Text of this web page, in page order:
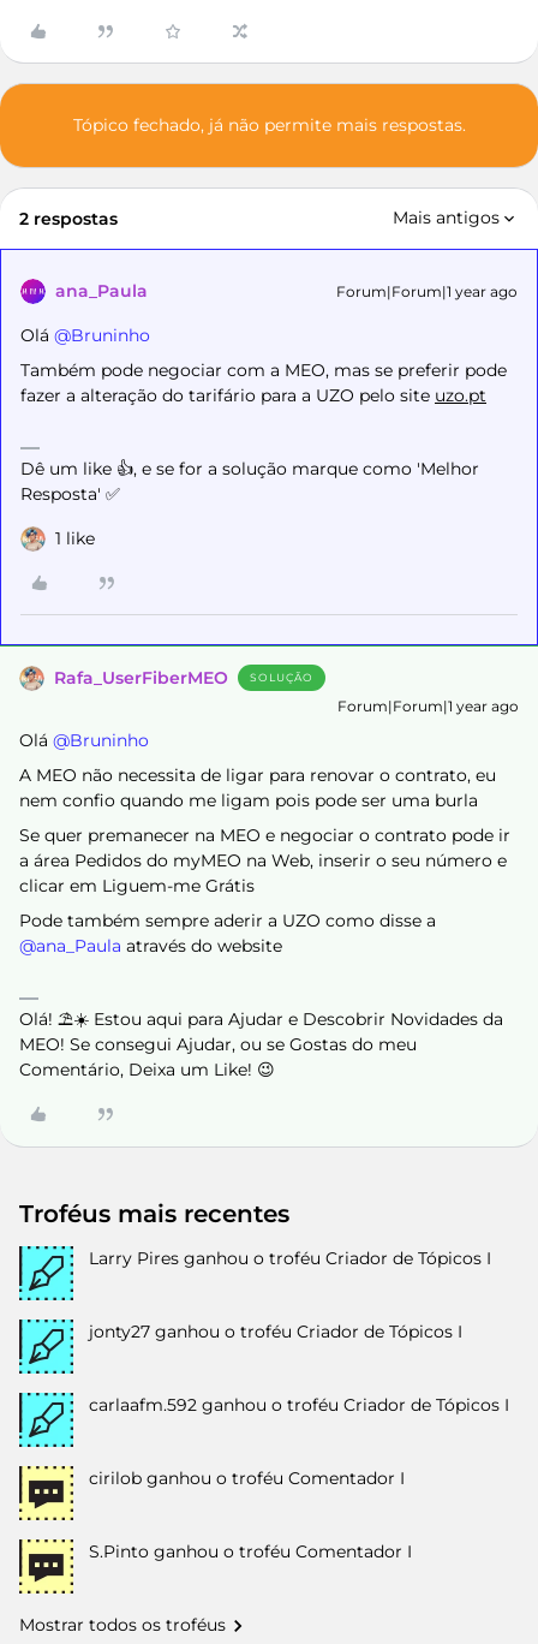
Tópico fechado, já não permite mais respostas.
2 respostas Mais antigos
ana_Paula Forum|Forum|1 year ago
Olá ​ @Bruninho
Também pode negociar com a MEO, mas se preferir pode
fazer a alteração do tarifário para a UZO pelo site uzo.pt
Dê um like 👍, e se for a solução marque como 'Melhor
Resposta' ✅
1 like
Rafa_UserFiberMEO SOLUÇÃO
Forum|Forum|1 year ago
Olá ​ @Bruninho
A MEO não necessita de ligar para renovar o contrato, eu
nem confio quando me ligam pois pode ser uma burla
Se quer premanecer na MEO e negociar o contrato pode ir
a área Pedidos do myMEO na Web, inserir o seu número e
clicar em Liguem-me Grátis
Pode também sempre aderir a UZO como disse a ​
@ana_Paula através do website
Olá! ⛱️☀️ Estou aqui para Ajudar e Descobrir Novidades da
MEO! Se consegui Ajudar, ou se Gostas do meu
Comentário, Deixa um Like! 😉
Troféus mais recentes
Larry Pires ganhou o troféu Criador de Tópicos I
jonty27 ganhou o troféu Criador de Tópicos I
carlaafm.592 ganhou o troféu Criador de Tópicos I
cirilob ganhou o troféu Comentador I
S.Pinto ganhou o troféu Comentador I
Mostrar todos os troféus